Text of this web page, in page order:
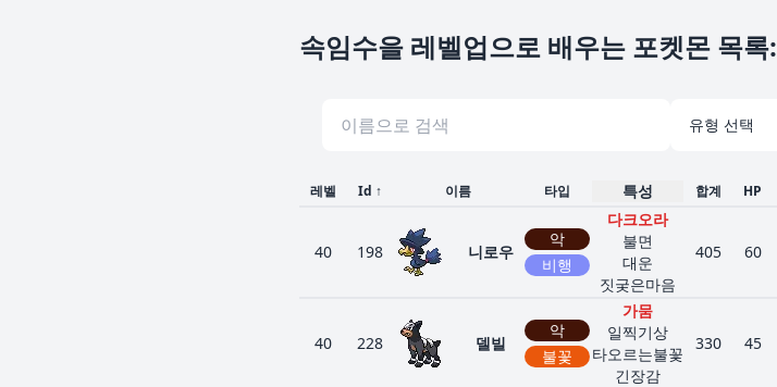
속임수을 레벨업으로 배우는 포켓몬 목록:
레벨 Id ↑ 이름 타입 특성 합계 HP
40 198 니로우
악
비행
다크오라
불면
대운
짓궂은마음
405 60
40 228 델빌
악
불꽃
가뭄
일찍기상
타오르는불꽃
긴장감
330 45